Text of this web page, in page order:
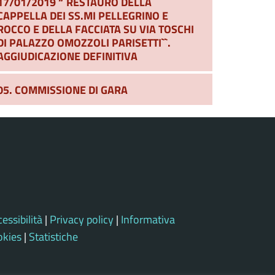
DEI SS.MI PELLEGRINO E
E DELLA FACCIATA SU VIA TOSCHI
PALAZZO OMOZZOLI PARISETTI``.
DEFINITIVA
COMMISSIONE DI GARA
| Privacy policy | Informativa
| Statistiche